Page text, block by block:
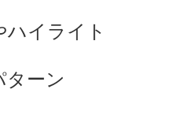
イライト
ターン